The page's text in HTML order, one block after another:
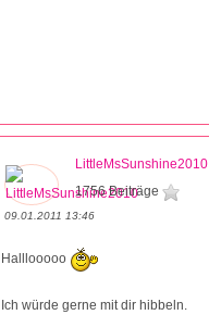
LittleMsSunshine2010
1756 Beiträge
09.01.2011 13:46
Halllooooo
Ich würde gerne mit dir hibbeln.